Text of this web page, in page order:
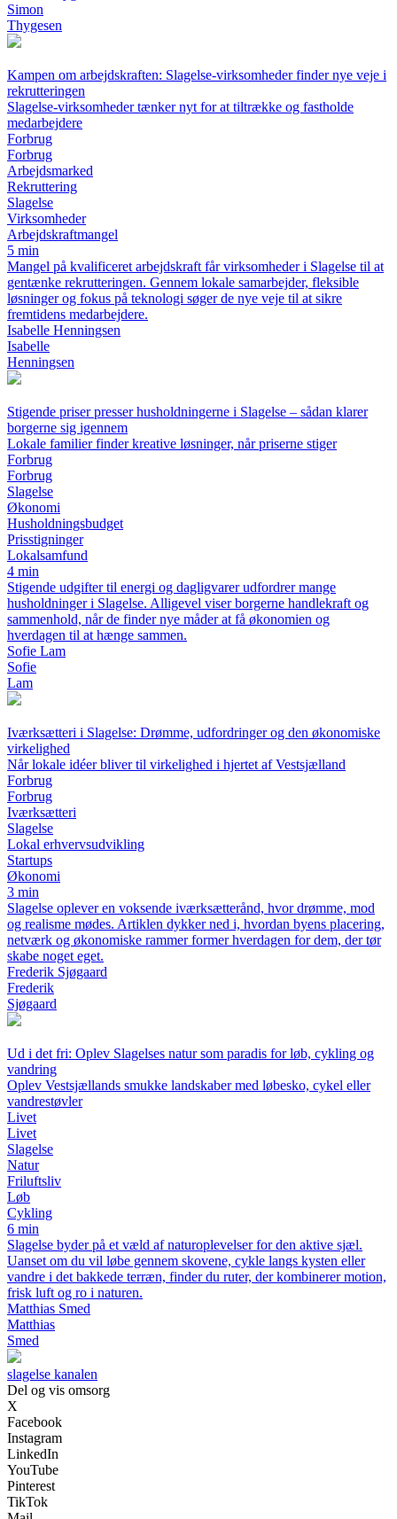
Simon
Thygesen
Kampen om arbejdskraften: Slagelse-virksomheder finder nye veje i
rekrutteringen
Slagelse-virksomheder tænker nyt for at tiltrække og fastholde
medarbejdere
Forbrug
Forbrug
Arbejdsmarked
Rekruttering
Slagelse
Virksomheder
Arbejdskraftmangel
5 min
Mangel på kvalificeret arbejdskraft får virksomheder i Slagelse til at
gentænke rekrutteringen. Gennem lokale samarbejder, fleksible
løsninger og fokus på teknologi søger de nye veje til at sikre
fremtidens medarbejdere.
Isabelle Henningsen
Isabelle
Henningsen
Stigende priser presser husholdningerne i Slagelse – sådan klarer
borgerne sig igennem
Lokale familier finder kreative løsninger, når priserne stiger
Forbrug
Forbrug
Slagelse
Økonomi
Husholdningsbudget
Prisstigninger
Lokalsamfund
4 min
Stigende udgifter til energi og dagligvarer udfordrer mange
husholdninger i Slagelse. Alligevel viser borgerne handlekraft og
sammenhold, når de finder nye måder at få økonomien og
hverdagen til at hænge sammen.
Sofie Lam
Sofie
Lam
Iværksætteri i Slagelse: Drømme, udfordringer og den økonomiske
virkelighed
Når lokale idéer bliver til virkelighed i hjertet af Vestsjælland
Forbrug
Forbrug
Iværksætteri
Slagelse
Lokal erhvervsudvikling
Startups
Økonomi
3 min
Slagelse oplever en voksende iværksætterånd, hvor drømme, mod
og realisme mødes. Artiklen dykker ned i, hvordan byens placering,
netværk og økonomiske rammer former hverdagen for dem, der tør
skabe noget eget.
Frederik Sjøgaard
Frederik
Sjøgaard
Ud i det fri: Oplev Slagelses natur som paradis for løb, cykling og
vandring
Oplev Vestsjællands smukke landskaber med løbesko, cykel eller
vandrestøvler
Livet
Livet
Slagelse
Natur
Friluftsliv
Løb
Cykling
6 min
Slagelse byder på et væld af naturoplevelser for den aktive sjæl.
Uanset om du vil løbe gennem skovene, cykle langs kysten eller
vandre i det bakkede terræn, finder du ruter, der kombinerer motion,
frisk luft og ro i naturen.
Matthias Smed
Matthias
Smed
slagelse kanalen
Del og vis omsorg
X
Facebook
Instagram
LinkedIn
YouTube
Pinterest
TikTok